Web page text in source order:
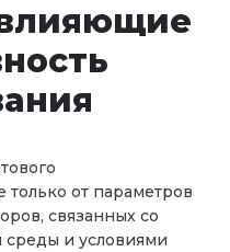
только от параметров
связанных со
среды и условиями